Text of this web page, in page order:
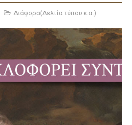
Διάφορα(Δελτία τύπου κ.α.)